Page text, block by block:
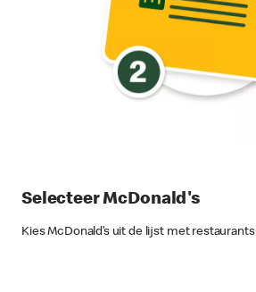
Selecteer McDonald's
Kies McDonald’s uit de lijst met restaurants